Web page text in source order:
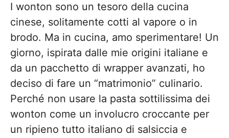
I wonton sono un tesoro della cucina
cinese, solitamente cotti al vapore o in
brodo. Ma in cucina, amo sperimentare! Un
giorno, ispirata dalle mie origini italiane e
da un pacchetto di wrapper avanzati, ho
deciso di fare un “matrimonio” culinario.
Perché non usare la pasta sottilissima dei
wonton come un involucro croccante per
un ripieno tutto italiano di salsiccia e